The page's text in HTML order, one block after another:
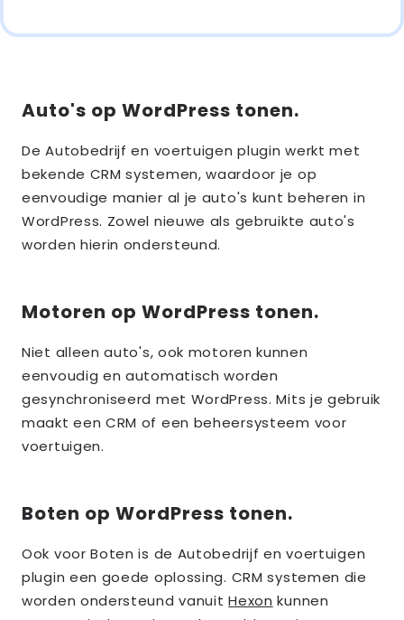
Auto's op WordPress tonen.
De Autobedrijf en voertuigen plugin werkt met
bekende CRM systemen, waardoor je op
eenvoudige manier al je auto's kunt beheren in
WordPress. Zowel nieuwe als gebruikte auto's
worden hierin ondersteund.
Motoren op WordPress tonen.
Niet alleen auto's, ook motoren kunnen
eenvoudig en automatisch worden
gesynchroniseerd met WordPress. Mits je gebruik
maakt een CRM of een beheersysteem voor
voertuigen.
Boten op WordPress tonen.
Ook voor Boten is de Autobedrijf en voertuigen
plugin een goede oplossing. CRM systemen die
worden ondersteund vanuitHexon kunnen